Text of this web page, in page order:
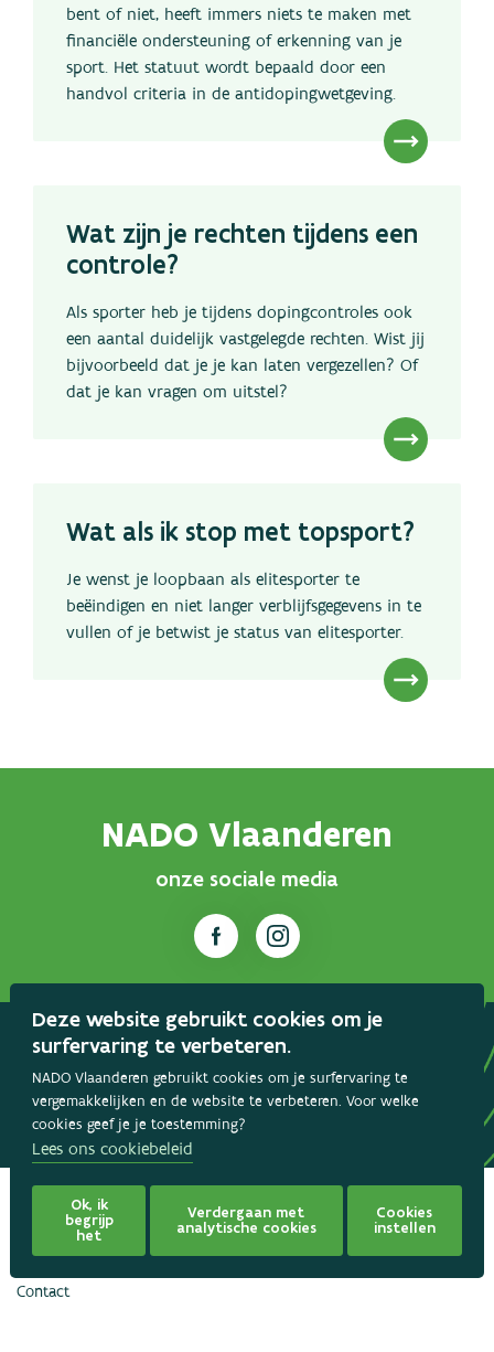
bent of niet, heeft immers niets te maken met
financiële ondersteuning of erkenning van je
sport. Het statuut wordt bepaald door een
handvol criteria in de antidopingwetgeving.
Wat zijn je rechten tijdens een
controle?
Als sporter heb je tijdens dopingcontroles ook
een aantal duidelijk vastgelegde rechten. Wist jij
bijvoorbeeld dat je je kan laten vergezellen? Of
dat je kan vragen om uitstel?
Wat als ik stop met topsport?
Je wenst je loopbaan als elitesporter te
beëindigen en niet langer verblijfsgegevens in te
vullen of je betwist je status van elitesporter.
NADO Vlaanderen
onze sociale media
Samen voor fairplay
Dopingvrij Vlaanderen
Contact
Deze website gebruikt cookies om je
surfervaring te verbeteren.
NADO Vlaanderen gebruikt cookies om je surfervaring te
vergemakkelijken en de website te verbeteren. Voor welke
cookies geef je je toestemming?
Lees ons cookiebeleid
Ok, ik
begrijp
het
Verdergaan met
analytische cookies
Cookies
instellen